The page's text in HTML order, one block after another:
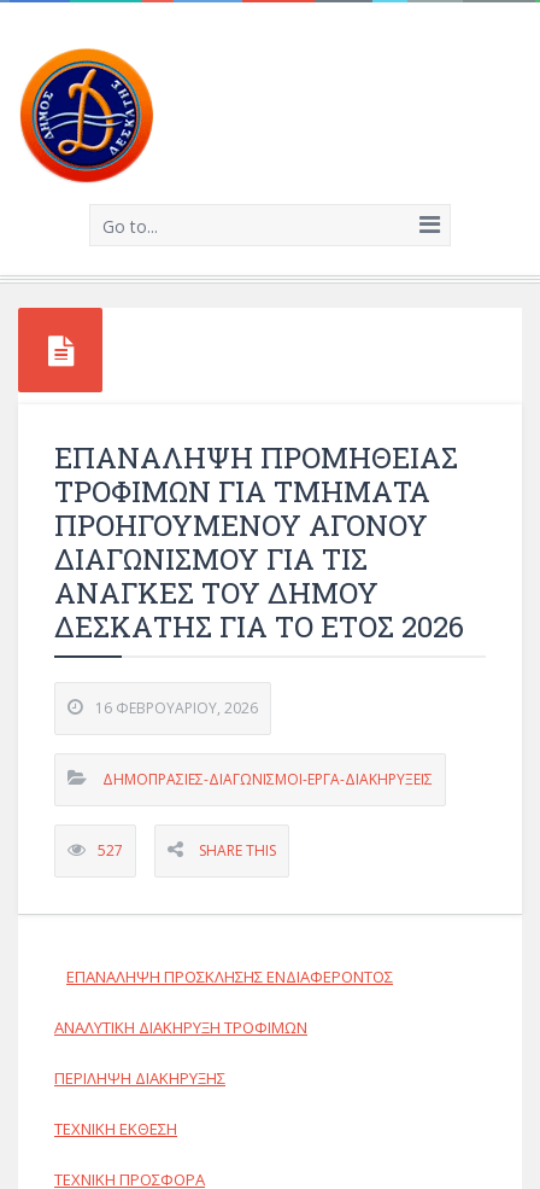
Go to...
ΕΠΑΝΑΛΗΨΗ ΠΡΟΜΗΘΕΙΑΣ
ΤΡΟΦΙΜΩΝ ΓΙΑ ΤΜΗΜΑΤΑ
ΠΡΟΗΓΟΥΜΕΝΟΥ ΑΓΟΝΟΥ
ΔΙΑΓΩΝΙΣΜΟΥ ΓΙΑ ΤΙΣ
ΑΝΑΓΚΕΣ ΤΟΥ ΔΗΜΟΥ
ΔΕΣΚΑΤΗΣ ΓΙΑ ΤΟ ΕΤΟΣ 2026
16 ΦΕΒΡΟΥΑΡΊΟΥ, 2026
ΔΗΜΟΠΡΑΣΙΕΣ-ΔΙΑΓΩΝΙΣΜΟΙ-ΕΡΓΑ-ΔΙΑΚΗΡΥΞΕΙΣ
527 SHARE THIS
ΕΠΑΝΑΛΗΨΗ ΠΡΟΣΚΛΗΣΗΣ ΕΝΔΙΑΦΕΡΟΝΤΟΣ
ΑΝΑΛΥΤΙΚΗ ΔΙΑΚΗΡΥΞΗ ΤΡΟΦΙΜΩΝ
ΠΕΡΙΛΗΨΗ ΔΙΑΚΗΡΥΞΗΣ
ΤΕΧΝΙΚΗ ΕΚΘΕΣΗ
ΤΕΧΝΙΚΗ ΠΡΟΣΦΟΡΑ